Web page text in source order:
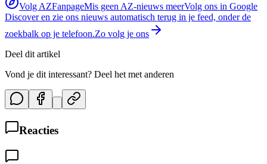
Volg AZFanpageMis geen AZ-nieuws meerVolg ons in Google
Discover en zie ons nieuws automatisch terug in je feed, onder de
zoekbalk op je telefoon.Zo volg je ons
Deel dit artikel
Vond je dit interessant? Deel het met anderen
Reacties